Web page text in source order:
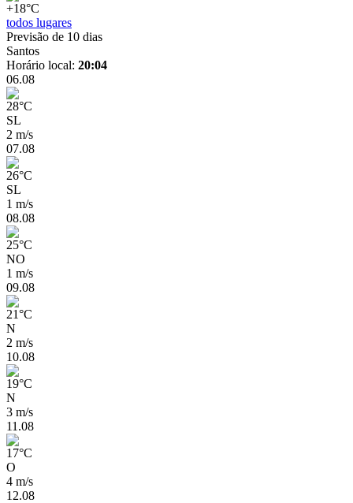
+18°C
todos lugares
Previsão de 10 dias
Santos
Horário local: 20:04
06.08
28°C
SL
2 m/s
07.08
26°C
SL
1 m/s
08.08
25°C
NO
1 m/s
09.08
21°C
N
2 m/s
10.08
19°C
N
3 m/s
11.08
17°C
O
4 m/s
12.08